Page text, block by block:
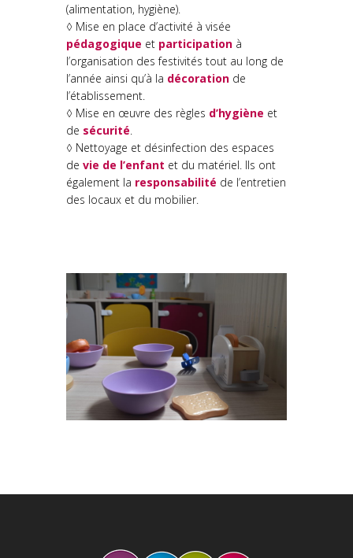
(alimentation, hygiène).
◊ Mise en place d’activité à visée
pédagogique et participation à
l’organisation des festivités tout au long de
l’année ainsi qu’à la décoration de
l’établissement.
◊ Mise en œuvre des règles d’hygiène et
de sécurité.
◊ Nettoyage et désinfection des espaces
de vie de l’enfant et du matériel. Ils ont
également la responsabilité de l’entretien
des locaux et du mobilier.